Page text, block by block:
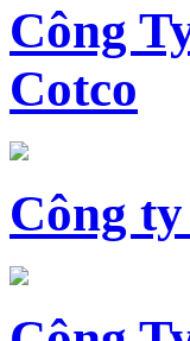
Công
Cotco
Công